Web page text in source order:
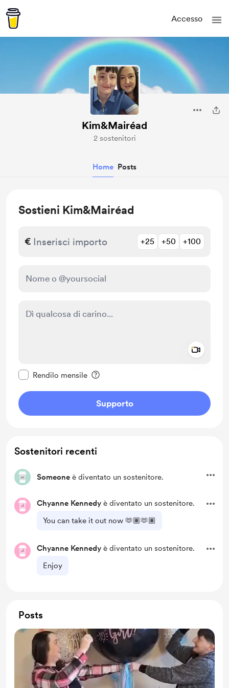
Accesso
Kim&Mairéad
2 sostenitori
Home Posts
Sostieni Kim&Mairéad
€ +25 +50 +100
Rendilo mensile
Supporto
Sostenitori recenti
Someone è diventato un sostenitore.
Chyanne Kennedy è diventato un sostenitore.
You can take it out now 🫶🏽🫶🏽
Chyanne Kennedy è diventato un sostenitore.
Enjoy
Posts